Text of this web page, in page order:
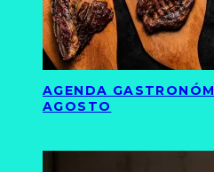
AGENDA
AGOSTO